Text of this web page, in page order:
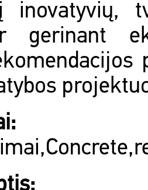
inovatyvių,
gerinant